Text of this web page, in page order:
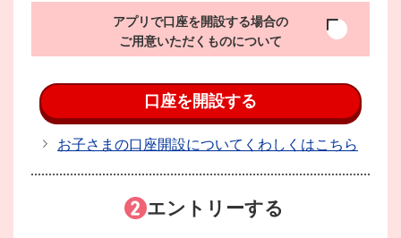
アプリで口座を開設する場合の
ご用意いただくものについて
口座を開設する
お子さまの口座開設についてくわしくはこちら
エントリーする